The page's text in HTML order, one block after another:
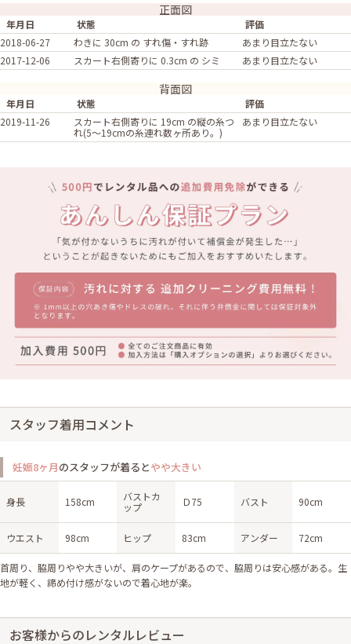
正面図
年月日 状態
評価
2018-06-27
わきに 30cm の すれ傷・すれ跡
あまり目立たない
2017-12-06
スカート右側寄りに 0.3cm の シミ あまり目立たない
背面図
年月日 状態
評価
2019-11-26
スカート右側寄りに 19cm の縦の糸つ
れ(5～19cmの糸連れ数ヶ所あり。)
あまり目立たない
スタッフ着用コメント
妊娠8ヶ月のスタッフが着るとやや大きい
身長 158cm
バストカ
ップ
Ｄ75 バスト 90cm
ウエスト 98cm ヒップ 83cm アンダー 72cm
首周り、脇周りやや大きいが、肩のケープがあるので、脇周りは安心感がある。生
地が軽く、締め付け感がないので着心地が楽。
お客様からのレンタルレビュー